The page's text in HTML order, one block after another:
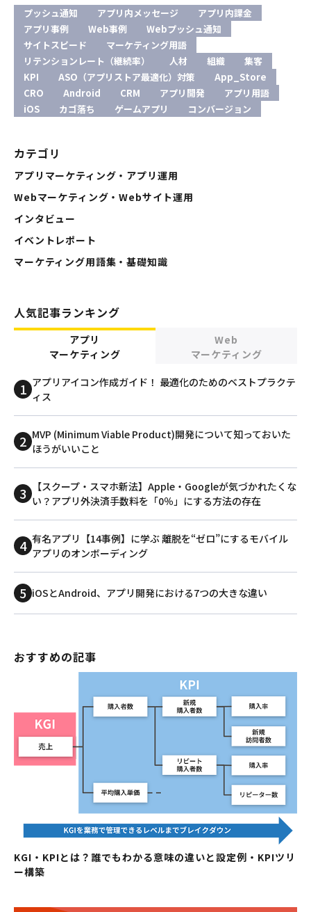
プッシュ通知 アプリ内メッセージ
アプリ内課金
アプリ事例
Web事例
Webプッシュ通知
サイトスピード
マーケティング用語
リテンションレート（継続率）
人材 組織
集客
KPI
ASO（アプリストア最適化）対策
App_Store
CRO
Android CRM アプリ開発
アプリ用語
iOS
カゴ落ち ゲームアプリ コンバージョン
カテゴリ
アプリマーケティング・アプリ運用
Webマーケティング・Webサイト運用
インタビュー
イベントレポート
マーケティング用語集・基礎知識
人気記事ランキング
アプリ
マーケティング
Web
マーケティング
アプリアイコン作成ガイド！ 最適化のためのベストプラクテ
ィス
MVP (Minimum Viable Product)開発について知っておいた
ほうがいいこと
【スクープ・スマホ新法】Apple・Googleが気づかれたくな
い？アプリ外決済手数料を「0％」にする方法の存在
有名アプリ【14事例】に学ぶ 離脱を“ゼロ”にするモバイル
アプリのオンボーディング
iOSとAndroid、アプリ開発における7つの大きな違い
おすすめの記事
KGI・KPIとは？誰でもわかる意味の違いと設定例・KPIツリ
ー構築